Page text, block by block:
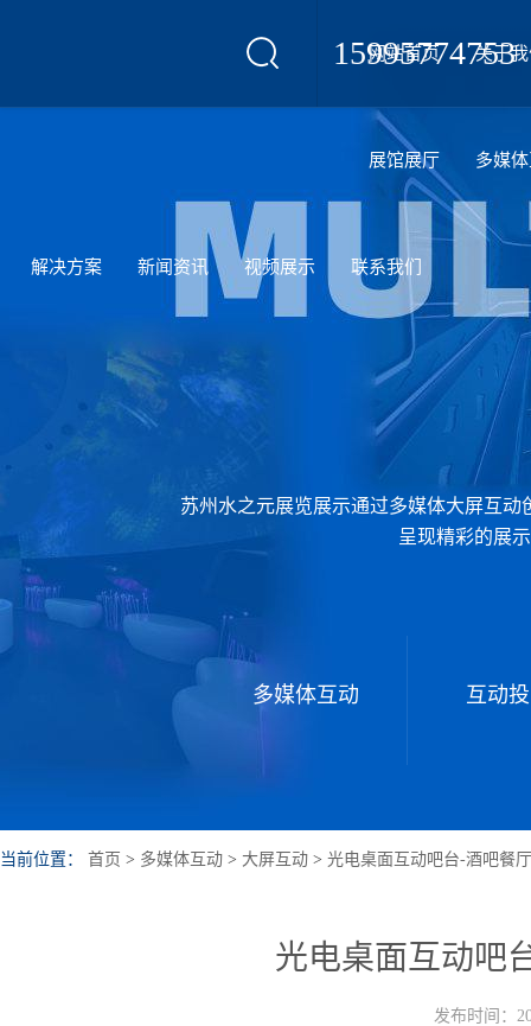
15995774753
网站首页 关于
展馆展厅 多媒
解决方案 新闻资讯 视频展示 联系我们
苏州水之元展览展示通过多媒体大屏互
呈现精彩的展
多媒体互动 互动
当前位置： 首页 > 多媒体互动 > 大屏互动 > 光电桌面互动吧台-酒吧餐
光电桌面互动吧
发布时间：